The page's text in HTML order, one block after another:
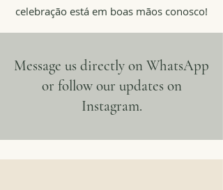
celebração está em boas mãos conosco!
Message us directly on WhatsApp
or follow our updates on
Instagram.